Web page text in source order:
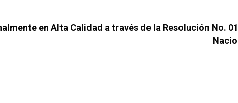
en Alta Calidad a través de la Resolución No.